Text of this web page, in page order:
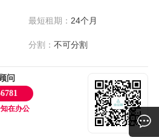
最短租期： 24个月
分割：不可分割
问
在办公